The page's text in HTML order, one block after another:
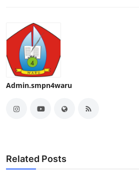
Admin.smpn4waru
Related Posts